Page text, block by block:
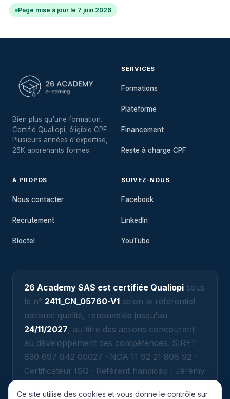
Page mise à jour le 7 juin 2026
Bien plus qu'une formation.
Certifié Qualiopi, éligible CPF.
Plusieurs années d'expertise,
25K apprenants formés.
SERVICES
Formations
Plateforme
Financement
Reste à charge CPF
À PROPOS
Nous contacter
Recrutement
Bloctel
SUIVEZ-NOUS
Facebook
LinkedIn
YouTube
26 Academy SAS est certifiée Qualiopi sous
le n° 2411_CN_05760-V1 selon le référentiel
national qualité, renouvelée jusqu'au
24/11/2027, au titre des actions concourant
au développement des compétences. SIRET
830 697 942 00027 · NDA 11 92 21 808 92 ·
Certificateur ISQ · Référent handicap : Jérémy
Ce site utilise des cookies et vous donne le contrôle sur